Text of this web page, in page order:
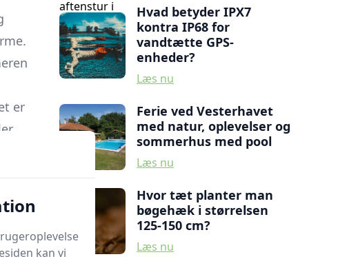
er
Hvad betyder IPX7
kontra IP68 for
vandtætte GPS-
enheder?
Læs nu
Ferie ved Vesterhavet
med natur, oplevelser og
sommerhus med pool
Læs nu
Hvor tæt planter man
bøgehæk i størrelsen
125-150 cm?
Læs nu
kan vi